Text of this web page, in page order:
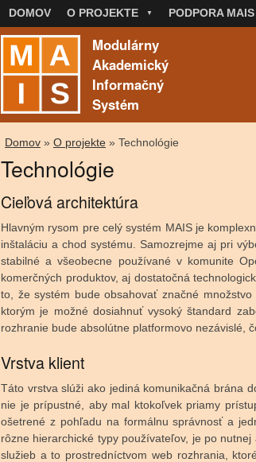
DOMOV O PROJEKTE PODPORA MAIS
Modulárny
Akademický
Informačný
Systém
Nachádzate sa tu
Domov » O projekte » Technológie
Technológie
Cieľová architektúra
Hlavným rysom pre celý systém MAIS je
inštaláciu a chod systému. Samozrejme aj pri
stabilné a všeobecne používané v komunite
komerčných produktov, aj dostatočná
to, že systém bude obsahovať značné
ktorým je možné dosiahnuť vysoký štandard
rozhranie bude absolútne platformovo nezávislé,
Vrstva klient
Táto vrstva slúži ako jediná komunikačná brána
nie je prípustné, aby mal ktokoľvek priamy
ošetrené z pohľadu na formálnu správnosť a
rôzne hierarchické typy používateľov, je po
služieb a to prostredníctvom web rozhrania,